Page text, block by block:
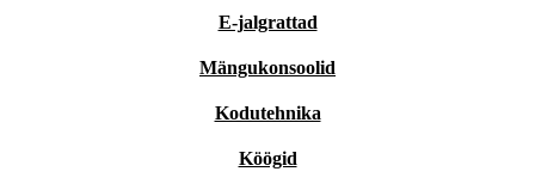
E-jalgrattad
Mängukonsoolid
Kodutehnika
Köögid